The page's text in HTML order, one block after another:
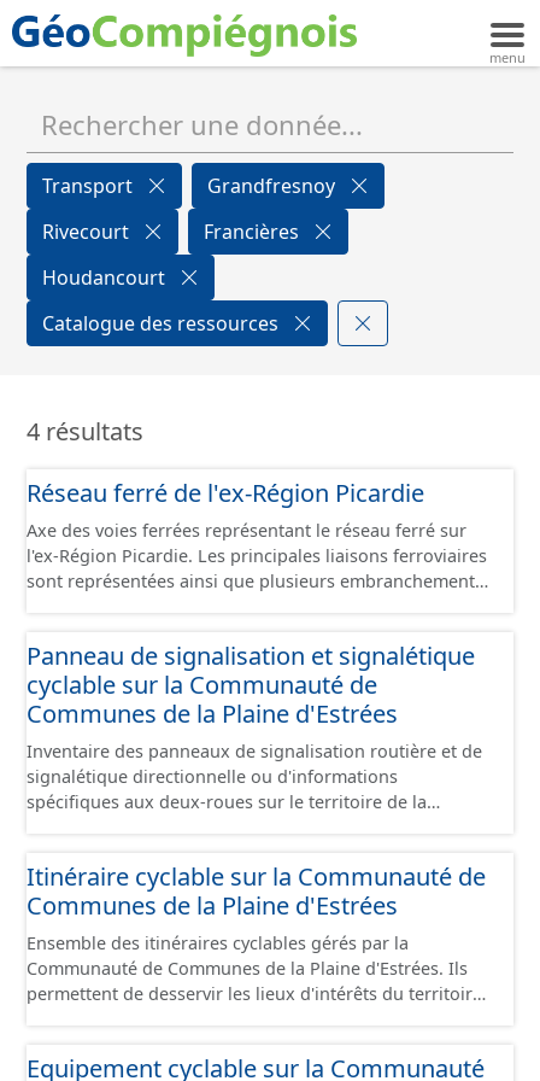
Transport
Grandfresnoy
Rivecourt
Francières
Houdancourt
Catalogue des ressources
4 résultats
Réseau ferré de l'ex-Région Picardie
Axe des voies ferrées représentant le réseau ferré sur
l'ex-Région Picardie. Les principales liaisons ferroviaires
sont représentées ainsi que plusieurs embranchements
sont désaffectées mais sont toujours physiquement
présentes sur le terrain.
Panneau de signalisation et signalétique
cyclable sur la Communauté de
Communes de la Plaine d'Estrées
Inventaire des panneaux de signalisation routière et de
signalétique directionnelle ou d'informations
spécifiques aux deux-roues sur le territoire de la
en cours de réalisation. Cet inventaire est en cours, la
donnée n'est donc pas exhaustive.
Itinéraire cyclable sur la Communauté de
Communes de la Plaine d'Estrées
Ensemble des itinéraires cyclables gérés par la
Communauté de Communes de la Plaine d'Estrées. Ils
permettent de desservir les lieux d'intérêts du territoire
de bonnes conditions. Ils peuvent emprunter tout type
Equipement cyclable sur la Communauté